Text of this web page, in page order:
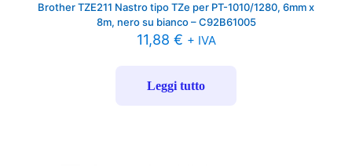
Brother TZE211 Nastro tipo TZe per PT-1010/1280, 6mm x
8m, nero su bianco – C92B61005
11,88 € + IVA
Leggi tutto